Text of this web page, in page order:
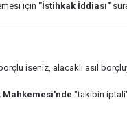
için "İstihkak İddiası"
iseniz, alacaklı asıl
Mahkemesi'nde "takibin